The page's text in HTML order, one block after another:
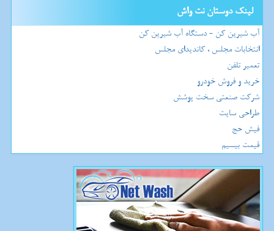
لینک دوستان نت واش
آب شیرین کن - دستگاه آب شیرین کن
انتخابات مجلس ، کاندیدای مجلس
تعمیر تلفن
خرید و فروش خودرو
شرکت صنعتی سخت پوشش
طراحی سایت
فیش حج
قیمت بیسیم